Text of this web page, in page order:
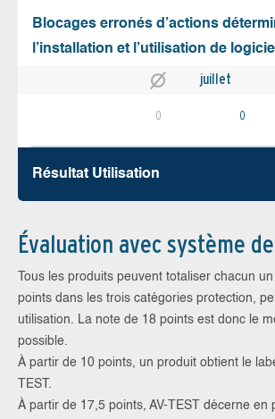
Blocages erronés d’actions
l’installation et l’utilisation de
juillet
0 0
Résultat Utilisation
Évaluation avec système
Tous les produits peuvent totaliser chacun
points dans les trois catégories protection,
utilisation. La note de 18 points est donc le
possible.
À partir de 10 points, un produit obtient le
TEST.
À partir de 17,5 points, AV-TEST décerne en